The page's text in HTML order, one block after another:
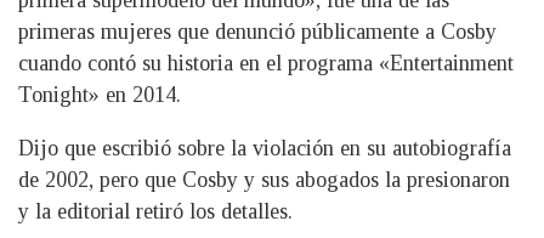
primeras mujeres que denunció públicamente a Cosby
cuando contó su historia en el programa «Entertainment
Tonight» en 2014.
Dijo que escribió sobre la violación en su autobiografía
de 2002, pero que Cosby y sus abogados la presionaron
y la editorial retiró los detalles.